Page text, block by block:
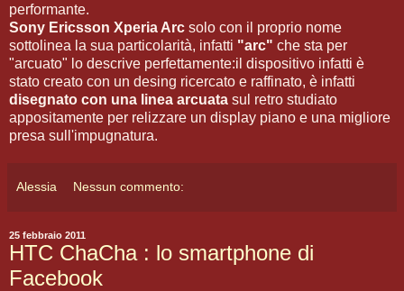
performante.
Sony Ericsson Xperia Arc solo con il proprio nome
sottolinea la sua particolarità, infatti "arc" che sta per
"arcuato" lo descrive perfettamente:il dispositivo infatti è
stato creato con un desing ricercato e raffinato, è infatti
disegnato con una linea arcuata sul retro studiato
appositamente per relizzare un display piano e una migliore
presa sull'impugnatura.
Alessia Nessun commento:
25 febbraio 2011
HTC ChaCha : lo smartphone di
Facebook